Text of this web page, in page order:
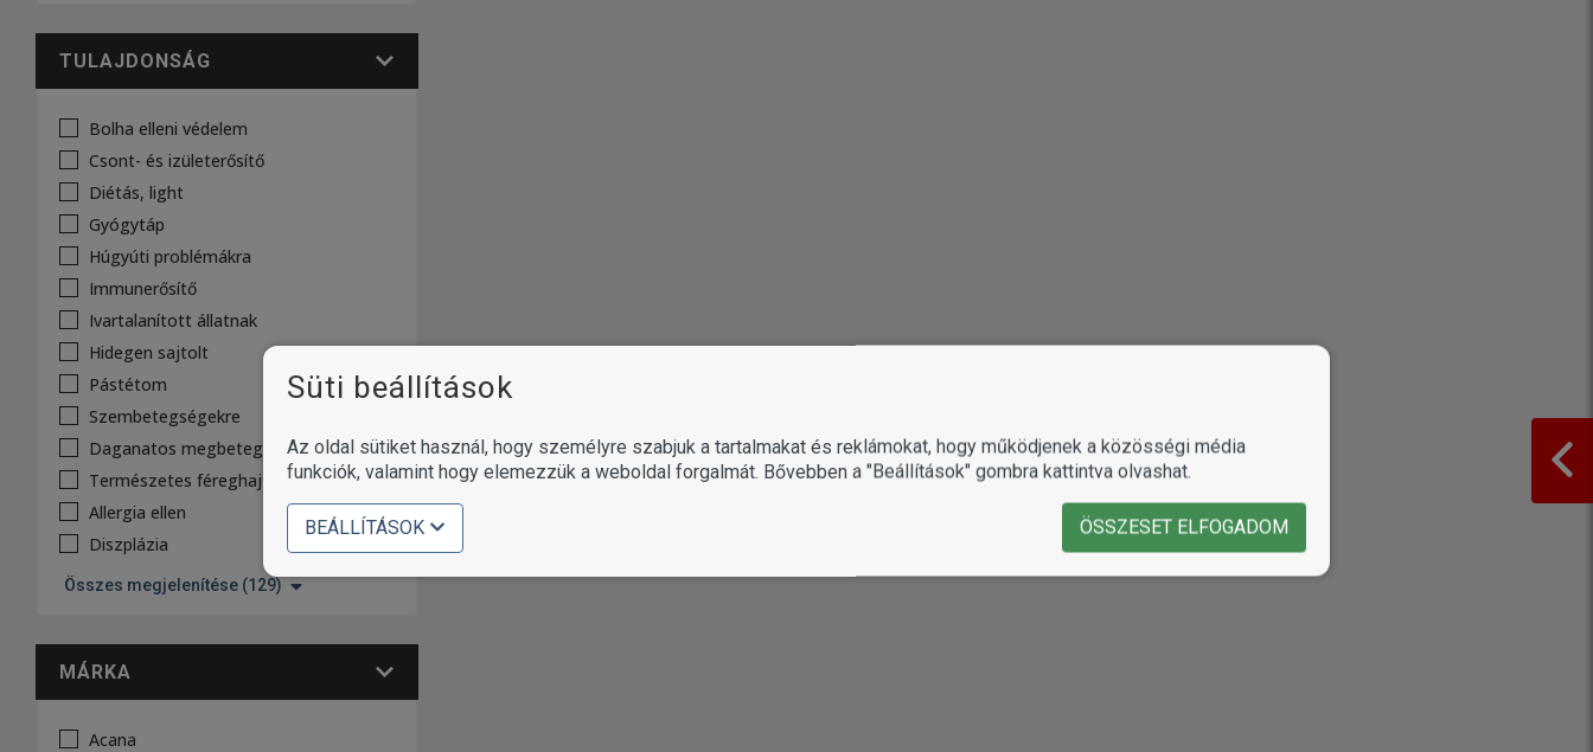
TULAJDONSÁG
Bolha elleni védelem
Csont- és izületerősítő
Diétás, light
Gyógytáp
Húgyúti problémákra
Immunerősítő
Ivartalanított állatnak
Hidegen sajtolt
Pástétom
Szembetegségekre
Daganatos megbetegedésekre
Természetes féreghajtó
Allergia ellen
Diszplázia
Összes megjelenítése (129)
MÁRKA
Acana
Süti beállítások
Az oldal sütiket használ, hogy személyre szabjuk a tartalmakat és reklámokat, hogy működjenek a közösségi média
funkciók, valamint hogy elemezzük a weboldal forgalmát. Bővebben a "Beállítások" gombra kattintva olvashat.
BEÁLLÍTÁSOK ÖSSZESET ELFOGADOM